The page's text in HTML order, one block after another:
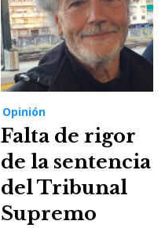
Opinión
Falta de rigor
de la sentencia
del Tribunal
Supremo